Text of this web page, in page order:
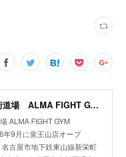
ブラジリアン柔術道場 ALMA FIGHT GYM HOMIES(ホーミーズ)
ALMA FIGHT GYM
年9月に覚王山店オープ
古屋市地下鉄東山線新栄町